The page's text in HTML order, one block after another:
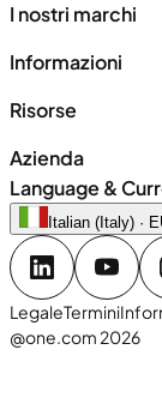
I nostri marchi
Informazioni
Risorse
Azienda
Language &
Italian (Italy) ·
LegaleTermini
@one.com 2026